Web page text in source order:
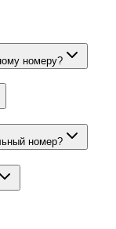
номеру?
номер?